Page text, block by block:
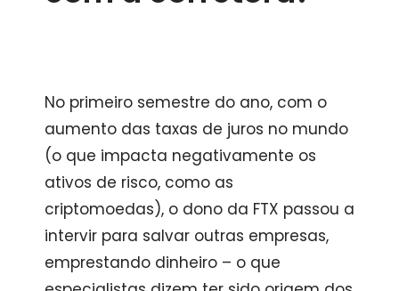
No primeiro semestre do ano, com o
aumento das taxas de juros no mundo
(o que impacta negativamente os
ativos de risco, como as
criptomoedas), o dono da FTX passou a
intervir para salvar outras empresas,
emprestando dinheiro – o que